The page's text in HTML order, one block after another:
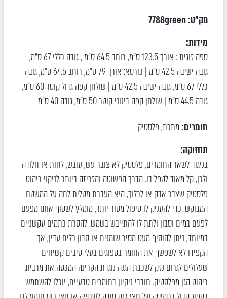
מק"ט:7788green
מידות:
ספה זוגית : אורך 123.5 ס"מ, רוחב 64.5 ס"מ , גובה כללי 67 ס"מ,
גובה ישיבה 42.5 ס"מ | כורסא: אורך 79 ס"מ, רוחב 64.5 ס"מ, גובה
כללי 67 ס"מ, גובה ישיבה 42.5 ס"מ | שולחן קפה גדול קוטר 60 ס"מ,
גובה 44.5 ס"מ | שולחן קפה בינוני קוטר 50 ס"מ, גובה 40 ס"מ
חומרים: מתכת, פלסטיק
תחזוקה:
בניגוד לשאר החומרים, פלסטיק לא צובר עש, עובש, לחות או חלודה
ולכן, קל מאוד לטפל בו. הדרך הפשוטה והזריזה ביותר לניקוי ריהוט
פלסטיק שצבר אבק או לכלוך, היא העברת מטלית לחה על המשטח
המבוקש. כדי להעניק לו טיפול מסור יותר, מומלץ לשטוף אותו מפעם
לפעם במים וסבון ולתת לו להתייבש בשמש. להסרת כתמים עקשניים
במיוחד, ניתן להוסיף מעט מסיר שומנים או סבון כלים עדין, אך
הקפידו לא לשפשף את החומר בספוגים בעלי סיבים קשיחים
שעלולים לגרום נזק לשכבת הגנה נוגדת הקרינה המכסה את מרבית
ריהוט הגן מפלסטיק. חובבי ניקיון בחומרים טבעיים, יוכלו להשתמש